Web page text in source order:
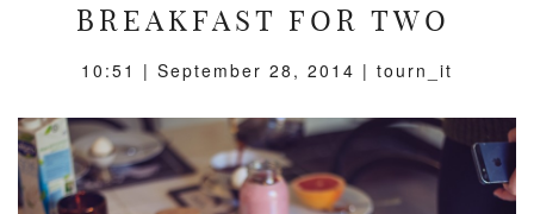
BREAKFAST FOR TWO
10:51 | September 28, 2014 | tourn_it